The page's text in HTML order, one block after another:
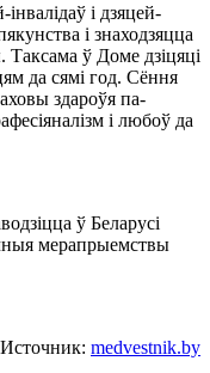
і дзяцей-
і знаходзяцца
ў Доме дзіцяці
да сямі год. Сёння
здароўя па-
і любоў да
ў Беларусі
мерапрыемствы
Источник: medvestnik.by